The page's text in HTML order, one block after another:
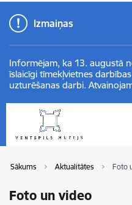
Izmaiņas
Informējam, ka 13. augustā
īslaicīgi tīmekļvietnes
uzturēšanas darbi.
Sākums Aktualitātes Foto
Foto un video